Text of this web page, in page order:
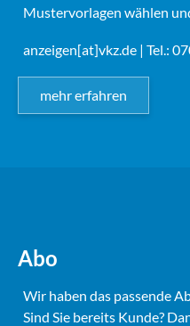
Mustervorlagen wählen
anzeigen[at]vkz.de | Tel.:
mehr erfahren
Abo
Wir haben das passende
Sind Sie bereits Kunde?